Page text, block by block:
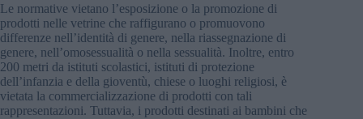
Le normative vietano l’esposizione o la promozione di
prodotti nelle vetrine che raffigurano o promuovono
differenze nell’identità di genere, nella riassegnazione di
genere, nell’omosessualità o nella sessualità. Inoltre, entro
200 metri da istituti scolastici, istituti di protezione
dell’infanzia e della gioventù, chiese o luoghi religiosi, è
vietata la commercializzazione di prodotti con tali
rappresentazioni. Tuttavia, i prodotti destinati ai bambini che